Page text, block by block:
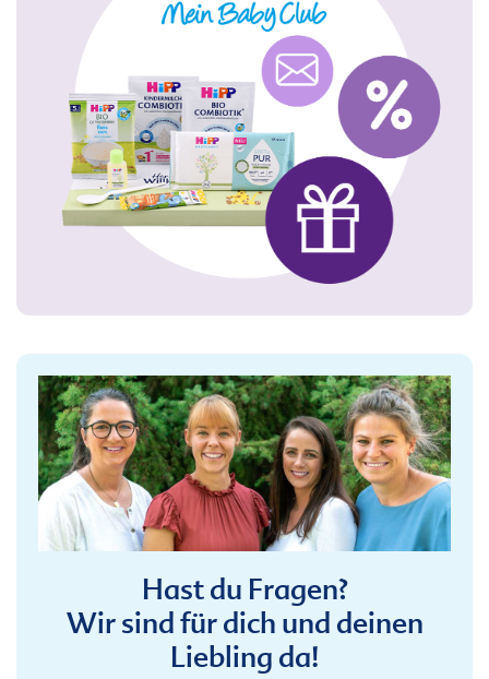
Hast du Fragen?
Wir sind für dich und deinen
Liebling da!